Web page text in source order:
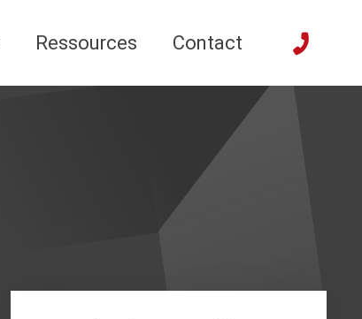
Ressources Contact